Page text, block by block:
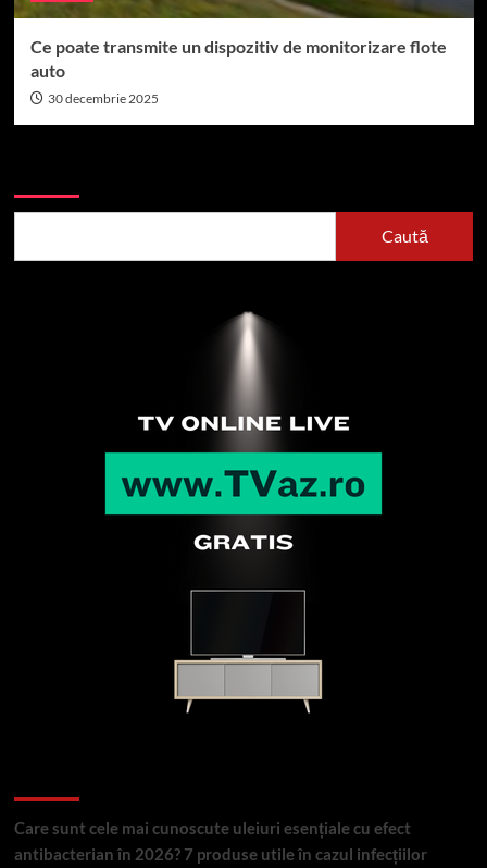
Ce poate transmite un dispozitiv de monitorizare flote
auto
30 decembrie 2025
Caută
Care sunt cele mai cunoscute uleiuri esențiale cu efect
antibacterian în 2026? 7 produse utile în cazul infecțiilor